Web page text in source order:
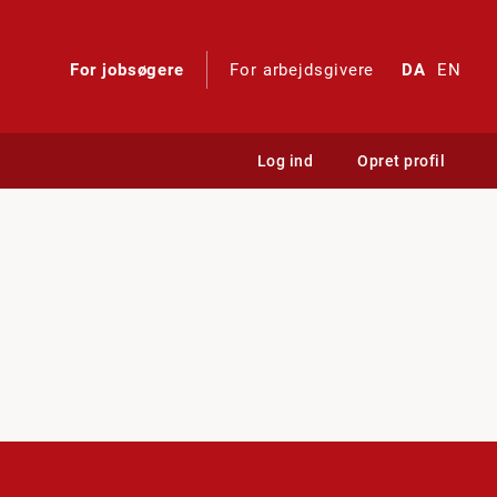
For jobsøgere For arbejdsgivere DA EN
Log ind Opret profil